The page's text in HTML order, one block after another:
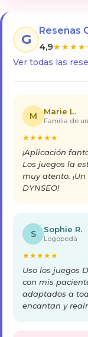
G
Reseñas
4,9★★★★
Ver todas las
M Marie L.
Familia de
★★★★★
¡Aplicación
Los juegos la
muy atento.
DYNSEO!
S Sophie R.
Logopeda
★★★★★
Uso los juegos
con mis
adaptados a
encantan y